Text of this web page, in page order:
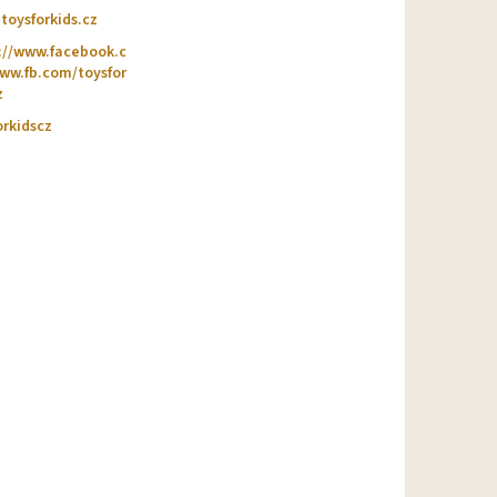
toysforkids.cz
www.facebook.c
toysfor